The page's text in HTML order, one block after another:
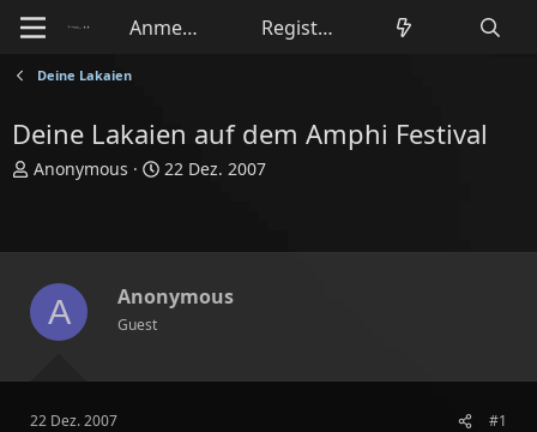
Anmelden Registrieren
Deine Lakaien
Deine Lakaien auf dem Amphi Festival
E
e
l
e
Anonymous
E
e
l
22 Dez. 2007
A Anonymous
Guest
22 Dez. 2007 #1